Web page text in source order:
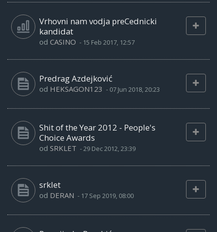
Vrhovni nam vodja preCednicki
kandidat
od CASINO - 15 Feb 2017, 12:57
Predrag Azdejković
od HEKSAGON123 - 07 Jun 2018, 20:23
Shit of the Year 2012 - People's
Choice Awards
od SRKLET -29 Dec 2012, 23:39
srklet
od DERAN - 17 Sep 2019, 08:00